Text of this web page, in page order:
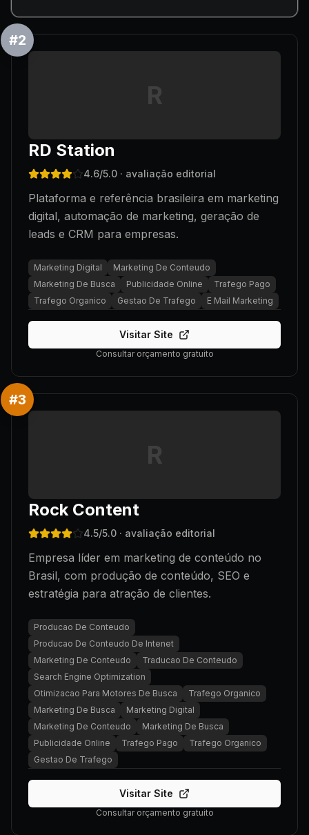
#2
R
RD Station
4.6/5.0 · avaliação editorial
Plataforma e referência brasileira em marketing
digital, automação de marketing, geração de
leads e CRM para empresas.
Marketing Digital
Marketing De Conteudo
Marketing De Busca
Publicidade Online
Trafego Pago
Trafego Organico
Gestao De Trafego E Mail Marketing
Visitar Site
Consultar orçamento gratuito
#3
R
Rock Content
4.5/5.0 · avaliação editorial
Empresa líder em marketing de conteúdo no
Brasil, com produção de conteúdo, SEO e
estratégia para atração de clientes.
Producao De Conteudo
Producao De Conteudo De Intenet
Marketing De Conteudo
Traducao De Conteudo
Search Engine Optimization
Otimizacao Para Motores De Busca
Trafego Organico
Marketing De Busca
Marketing Digital
Marketing De Conteudo
Marketing De Busca
Publicidade Online
Trafego Pago
Trafego Organico
Gestao De Trafego
Visitar Site
Consultar orçamento gratuito